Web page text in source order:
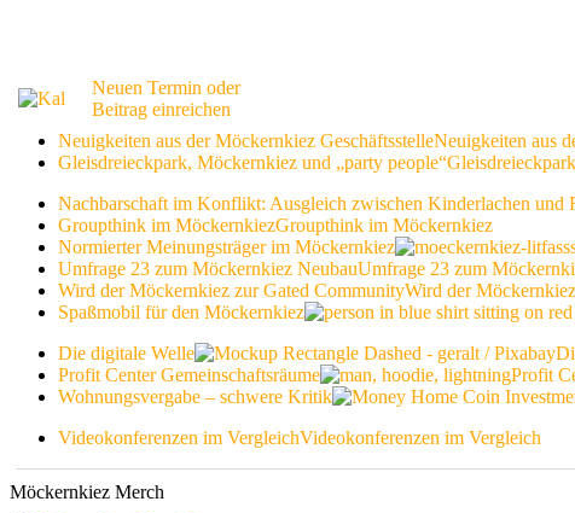
Neuen Termin oder
Beitrag einreichen
Neuigkeiten aus der Möckernkiez GeschäftsstelleNeuigkeiten aus
Gleisdreieckpark, Möckernkiez und „party people“
Nachbarschaft im Konflikt: Ausgleich zwischen Kinderlachen und
Groupthink im MöckernkiezGroupthink im Möckernkiez
Normierter Meinungsträger im Möckernkiez
Umfrage 23 zum Möckernkiez NeubauUmfrage 23 zum
Wird der Möckernkiez zur Gated CommunityWird der
Spaßmobil für den Möckernkiez
Die digitale Welle
Profit Center Gemeinschaftsräume
Profit
Wohnungsvergabe – schwere Kritik
Videokonferenzen im VergleichVideokonferenzen im Vergleich
Möckernkiez Merch